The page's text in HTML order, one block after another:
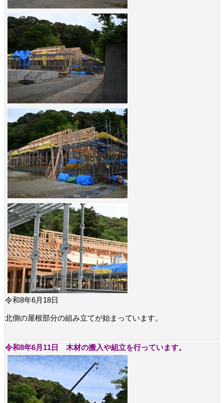
令和8年6月18日
北側の屋根部分の組み立てが始まっています。
令和8年6月11日 木材の搬入や組立を行っています。